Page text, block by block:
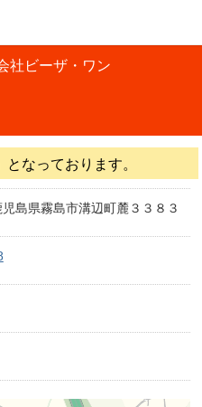
社ビーザ・ワン
なっております。
島県霧島市溝辺町麓３３８３